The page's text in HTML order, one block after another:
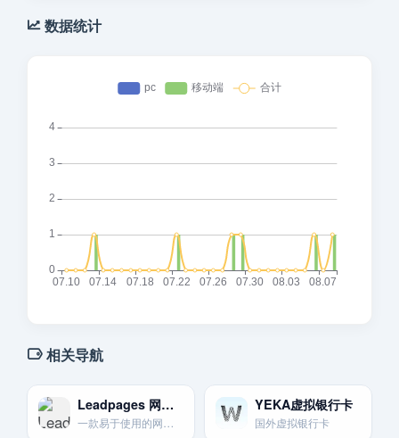
数据统计
相关导航
Leadpages 网站与落地页
一款易于使用的网站、落地页、弹窗和提醒栏构建工具。
YEKA虚拟银行卡
国外虚拟银行卡